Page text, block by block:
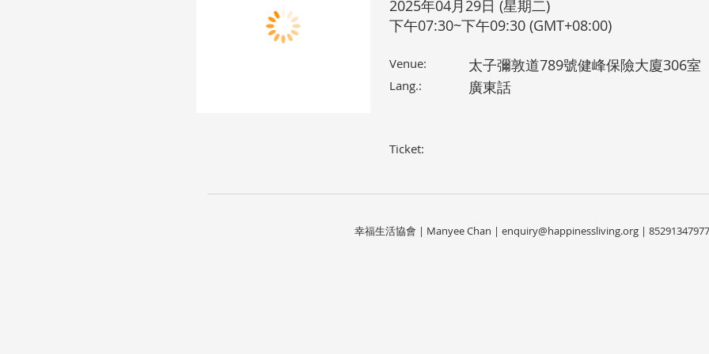
2025年04月29日 (星期二)
下午07:30~下午09:30 (GMT+08:00)
Venue: 太子彌敦道789號健峰保險大廈306室
Lang.: 廣東話
Ticket:
幸福生活協會 | Manyee Chan | enquiry@happinessliving.org| 85291347977